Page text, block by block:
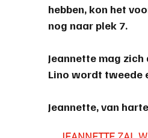
hebben, kon het
nog naar plek 7.
Jeannette mag zich
Lino wordt tweede
Jeannette, van